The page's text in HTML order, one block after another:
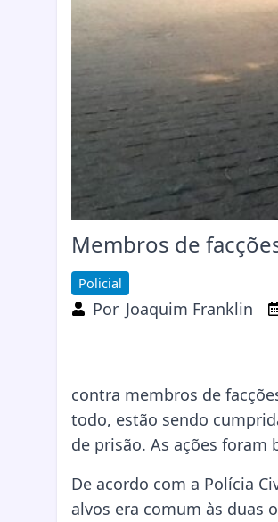
Membros de
Policial
Por Joaquim Franklin
contra membros de
todo, estão sendo
de prisão. As ações foram
De acordo com a Polícia
alvos era comum às duas